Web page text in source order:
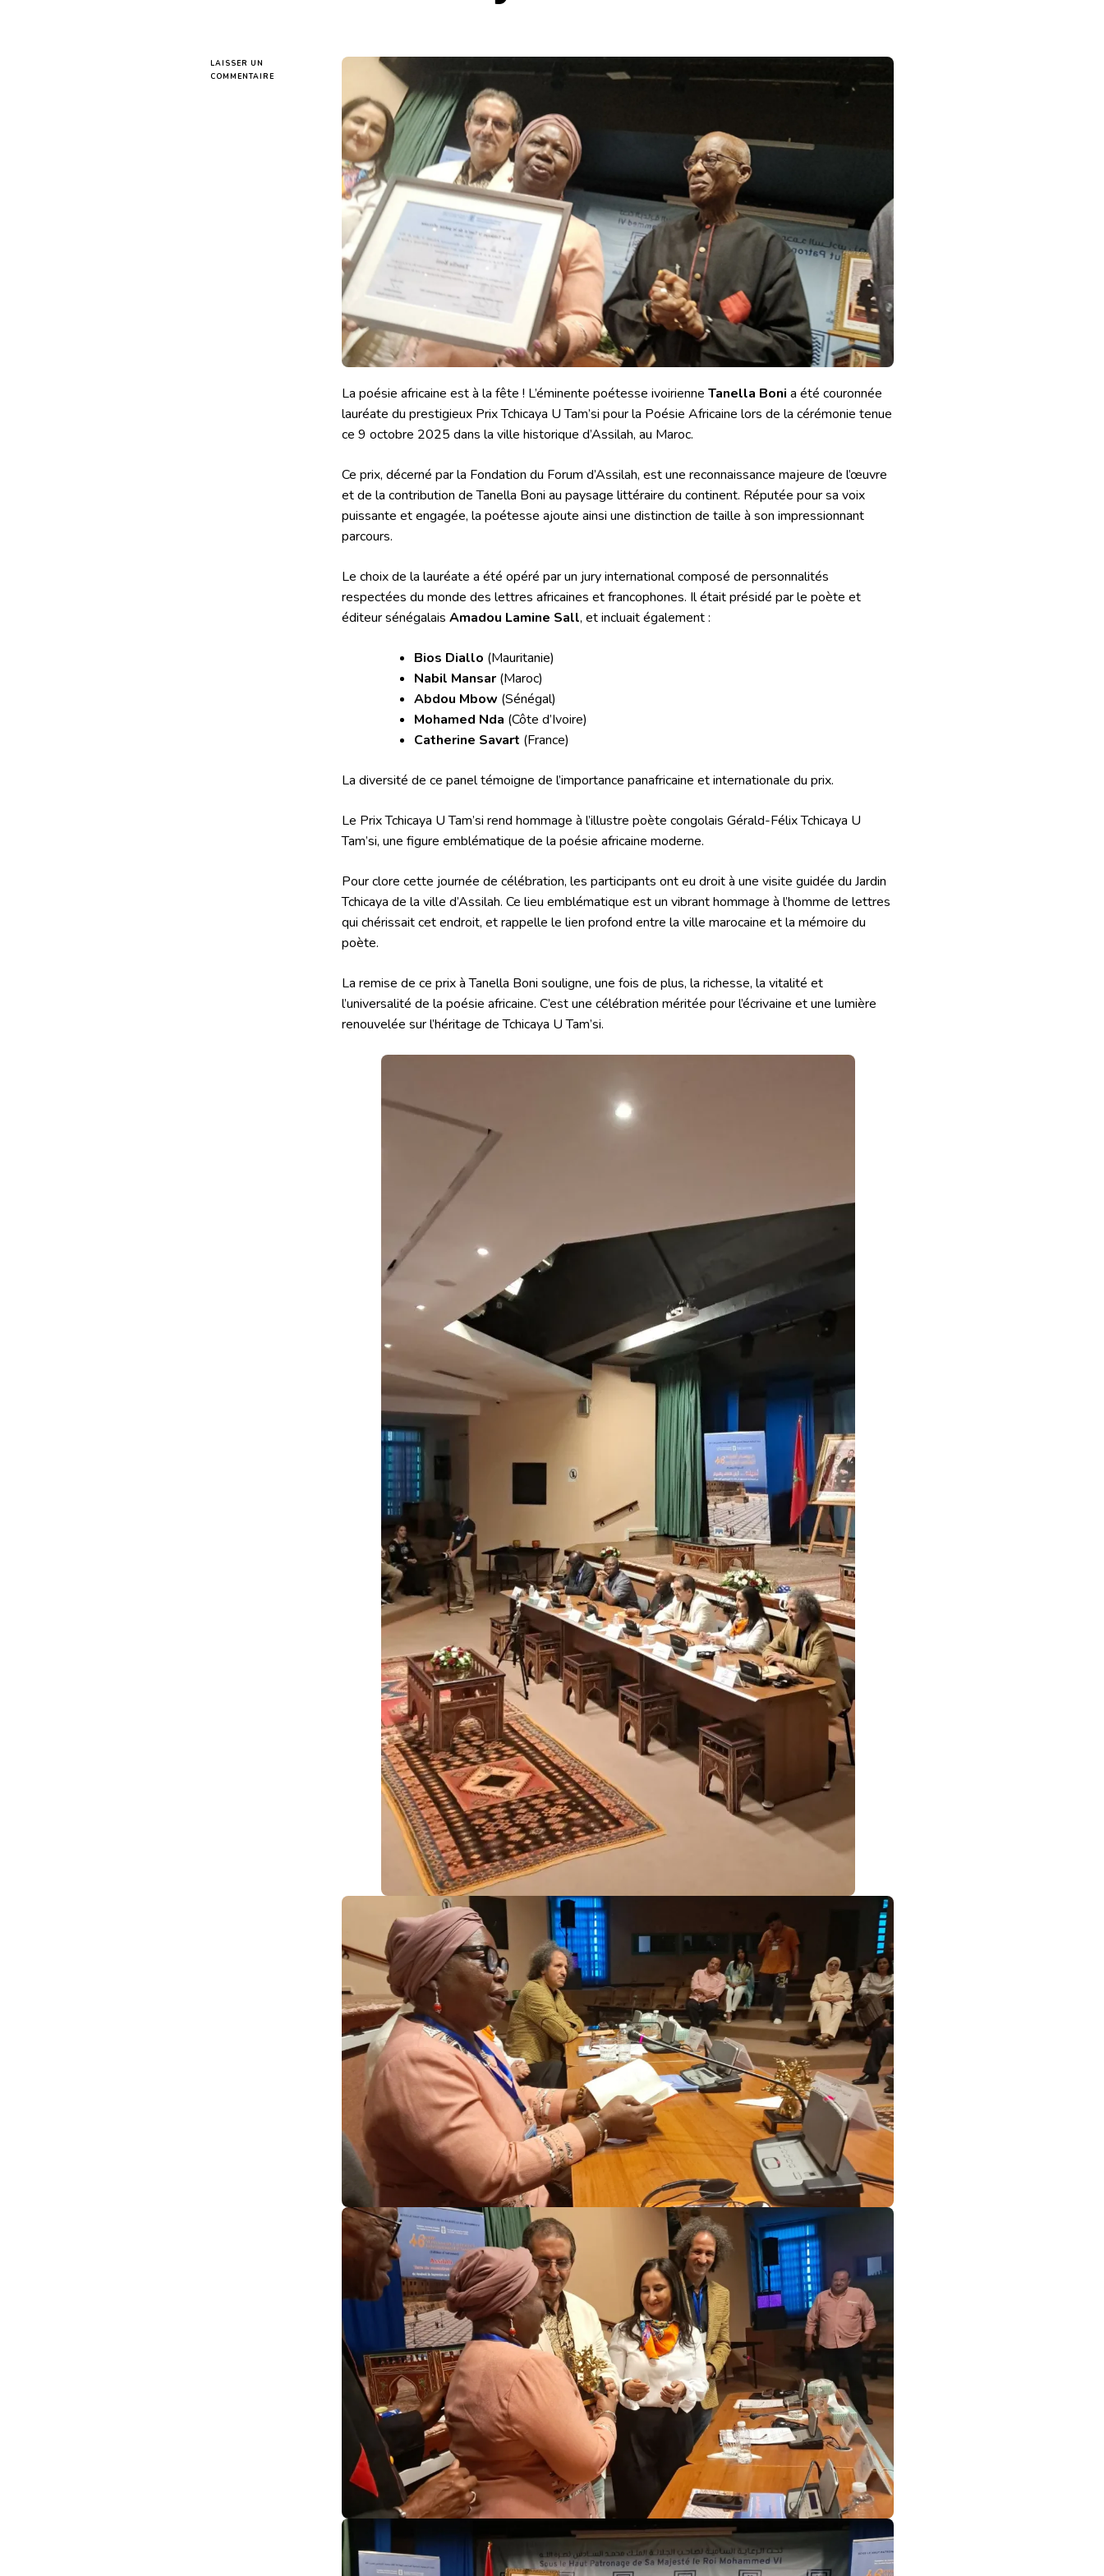
LAISSER UN
COMMENTAIRE
La poésie africaine est à la fête ! L’éminente poétesse ivoirienne Tanella Boni a été couronnée
lauréate du prestigieux Prix Tchicaya U Tam’si pour la Poésie Africaine lors de la cérémonie tenue
ce 9 octobre 2025 dans la ville historique d’Assilah, au Maroc.
Ce prix, décerné par la Fondation du Forum d’Assilah, est une reconnaissance majeure de l’œuvre
et de la contribution de Tanella Boni au paysage littéraire du continent. Réputée pour sa voix
puissante et engagée, la poétesse ajoute ainsi une distinction de taille à son impressionnant
parcours.
Le choix de la lauréate a été opéré par un jury international composé de personnalités
respectées du monde des lettres africaines et francophones. Il était présidé par le poète et
éditeur sénégalais Amadou Lamine Sall, et incluait également :
Bios Diallo (Mauritanie)
Nabil Mansar (Maroc)
Abdou Mbow (Sénégal)
Mohamed Nda (Côte d’Ivoire)
Catherine Savart (France)
La diversité de ce panel témoigne de l’importance panafricaine et internationale du prix.
Le Prix Tchicaya U Tam’si rend hommage à l’illustre poète congolais Gérald-Félix Tchicaya U
Tam’si, une figure emblématique de la poésie africaine moderne.
Pour clore cette journée de célébration, les participants ont eu droit à une visite guidée du Jardin
Tchicaya de la ville d’Assilah. Ce lieu emblématique est un vibrant hommage à l’homme de lettres
qui chérissait cet endroit, et rappelle le lien profond entre la ville marocaine et la mémoire du
poète.
La remise de ce prix à Tanella Boni souligne, une fois de plus, la richesse, la vitalité et
l’universalité de la poésie africaine. C’est une célébration méritée pour l’écrivaine et une lumière
renouvelée sur l’héritage de Tchicaya U Tam’si.